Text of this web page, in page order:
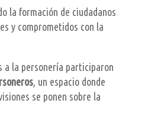
la formación de ciudadanos
y comprometidos con la
a la personería participaron
, un espacio donde
se ponen sobre la